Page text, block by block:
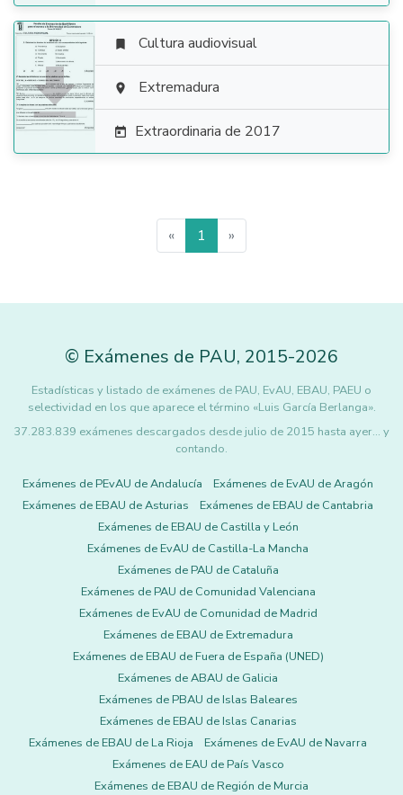

 Cultura audiovisual
 Extremadura
 Extraordinaria de 2017
« 1 »
© Exámenes de PAU, 2015-2026
Estadísticas y listado de exámenes de PAU, EvAU, EBAU, PAEU o
selectividad en los que aparece el término «Luis García Berlanga».
37.283.839 exámenes descargados desde julio de 2015 hasta ayer... y
contando.
Exámenes de PEvAU de Andalucía
Exámenes de EvAU de Aragón
Exámenes de EBAU de Asturias
Exámenes de EBAU de Cantabria
Exámenes de EBAU de Castilla y León
Exámenes de EvAU de Castilla-La Mancha
Exámenes de PAU de Cataluña
Exámenes de PAU de Comunidad Valenciana
Exámenes de EvAU de Comunidad de Madrid
Exámenes de EBAU de Extremadura
Exámenes de EBAU de Fuera de España (UNED)
Exámenes de ABAU de Galicia
Exámenes de PBAU de Islas Baleares
Exámenes de EBAU de Islas Canarias
Exámenes de EBAU de La Rioja
Exámenes de EvAU de Navarra
Exámenes de EAU de País Vasco
Exámenes de EBAU de Región de Murcia